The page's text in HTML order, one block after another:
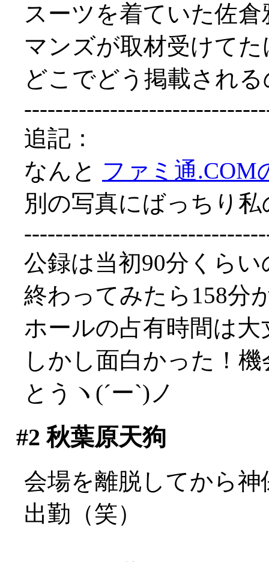
スーツを着ていた佐
マンズが取材受けて
どこでどう掲載され
追記：
なんと ファミ通.COM
別の写真にばっちり
公録は当初90分くら
終わってみたら158分
ホールの占有時間は
しかし面白かった！
とうヽ(´ー`)ノ
#2 秋葉原天狗
会場を離脱してから
出勤（笑）